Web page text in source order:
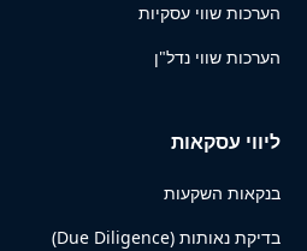
הערכות שווי עסקיות
הערכות שווי נדל"ן
ליווי עסקאות
בנקאות השקעות
בדיקת נאותות (Due Diligence)